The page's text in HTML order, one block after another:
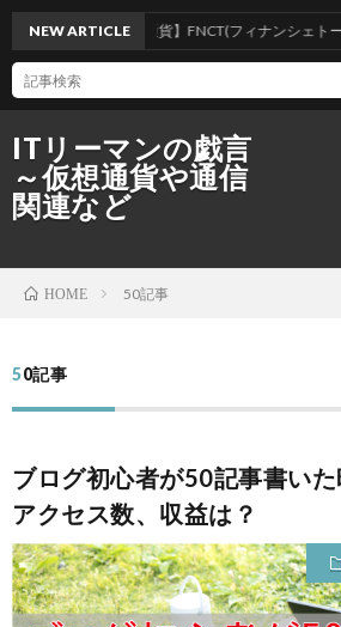
ITリーマンの戯言
～仮想通貨や通信
関連など
NEW ARTICLE
【仮想通貨】FNCT(フィナンシェトーク
HOME 50記事
50記事
ブログ初心者が50記事書いた
アクセス数、収益は？